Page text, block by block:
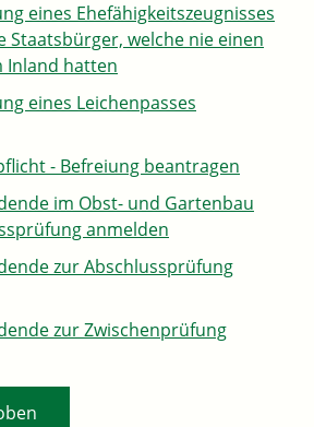
eines Ehefähigkeitszeugnisses
Staatsbürger, welche nie einen
Inland hatten
eines Leichenpasses
- Befreiung beantragen
im Obst- und Gartenbau
anmelden
zur Abschlussprüfung
zur Zwischenprüfung